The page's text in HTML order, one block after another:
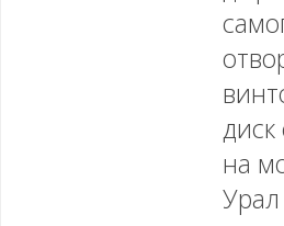
на
Урал